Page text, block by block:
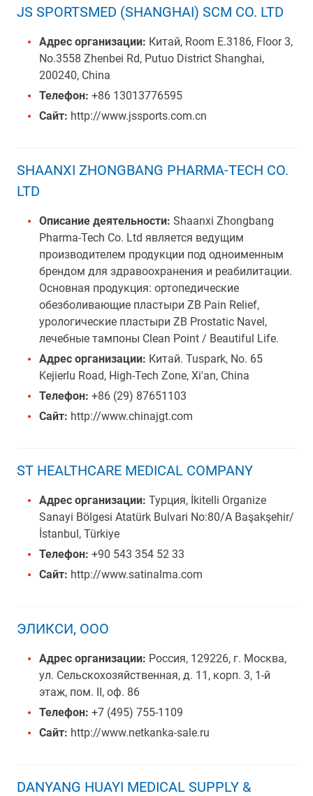
JS SPORTSMED (SHANGHAI) SCM CO. LTD
Адрес организации: Китай, Room E.3186, Floor 3,
No.3558 Zhenbei Rd, Putuo District Shanghai,
200240, China
Телефон: +86 13013776595
Сайт: http://www.jssports.com.cn
SHAANXI ZHONGBANG PHARMA-TECH CO.
LTD
Описание деятельности: Shaanxi Zhongbang
Pharma-Tech Co. Ltd является ведущим
производителем продукции под одноименным
брендом для здравоохранения и реабилитации.
Основная продукция: ортопедические
обезболивающие пластыри ZB Pain Relief,
урологические пластыри ZB Prostatic Navel,
лечебные тампоны Clean Point / Beautiful Life.
Адрес организации: Китай. Tuspark, No. 65
Kejierlu Road, High-Tech Zone, Xi'an, China
Телефон: +86 (29) 87651103
Сайт: http://www.chinajgt.com
ST HEALTHCARE MEDICAL COMPANY
Адрес организации: Турция, İkitelli Organize
Sanayi Bölgesi Atatürk Bulvari No:80/A Başakşehir/
İstanbul, Türkiye
Телефон: +90 543 354 52 33
Сайт: http://www.satinalma.com
ЭЛИКСИ, ООО
Адрес организации: Россия, 129226, г. Москва,
ул. Сельскохозяйственная, д. 11, корп. 3, 1-й
этаж, пом. II, оф. 86
Телефон: +7 (495) 755-1109
Сайт: http://www.netkanka-sale.ru
DANYANG HUAYI MEDICAL SUPPLY &